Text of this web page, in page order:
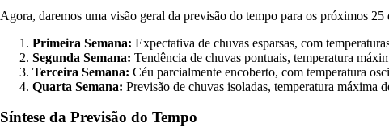
Agora, daremos uma visão geral da previsão do tempo para os próximos
Primeira Semana: Expectativa de chuvas esparsas, com
Segunda Semana: Tendência de chuvas pontuais, temperatura
Terceira Semana: Céu parcialmente encoberto, com temperatura
Quarta Semana: Previsão de chuvas isoladas, temperatura máxima
Síntese da Previsão do Tempo